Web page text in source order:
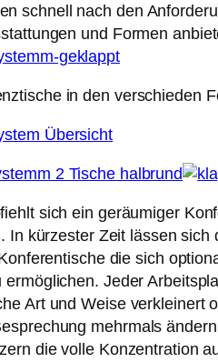
schnell nach den
und Formen
in den verschieden
sich ein geräumiger
In kürzester Zeit lässen
die sich
Jeder
Art und Weise
mehrmals
die volle Konzentration